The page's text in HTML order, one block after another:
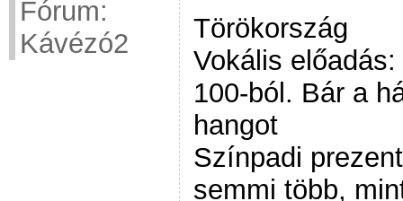
Fórum:
Kávézó2
Törökország
Vokális
100-ból. Bár a
hangot
Színpadi
semmi több,